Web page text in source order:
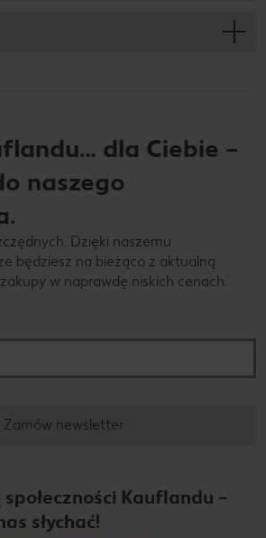
dla Ciebie –
naszego
Dzięki naszemu
będziesz na bieżąco z aktualną
w naprawdę niskich cenach.
Zamów newsletter
Kauflandu –
słychać!